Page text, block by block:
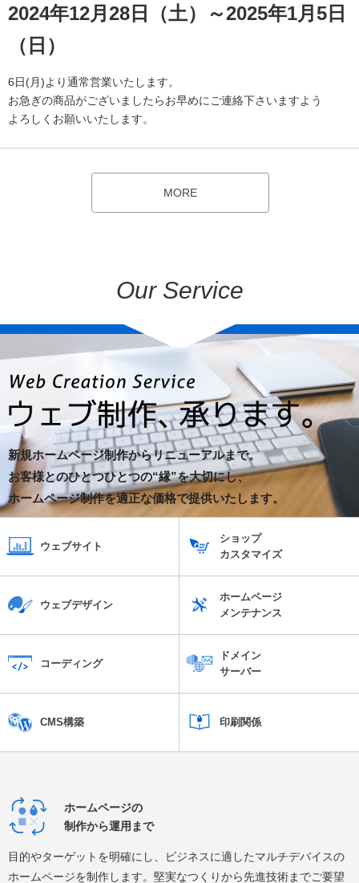
MORE
2024年12月28日（土）～2025年1月5日
（日）
6日(月)より通常営業いたします。
お急ぎの商品がございましたらお早めにご連絡下さいますよう
よろしくお願いいたします。
Our Service
新規ホームページ制作からリニューアルまで。
お客様とのひとつひとつの“縁”を大切にし、
ホームページ制作を適正な価格で提供いたします。
ウェブサイト
ウェブデザイン
コーディング
CMS構築
ショップ
カスタマイズ
ホームページ
メンテナンス
ドメイン
サーバー
印刷関係
ホームページの
制作から運用まで
目的やターゲットを明確にし、ビジネスに適したマルチデバイスの
ホームページを制作します。堅実なつくりから先進技術までご要望